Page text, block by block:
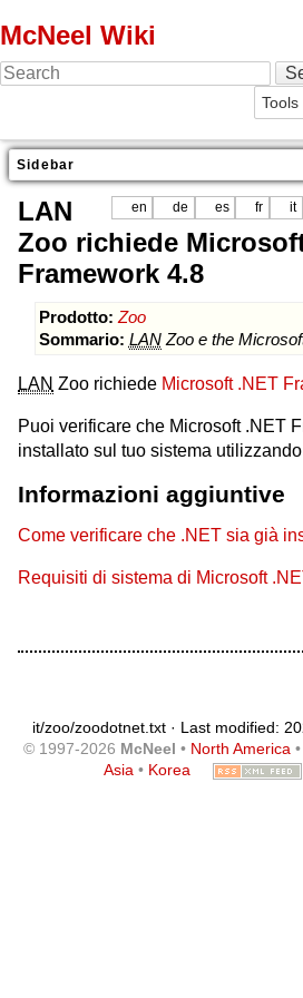
McNeel Wiki
Sidebar
en de es fr it
LAN
Zoo richiede
Framework 4.8
Prodotto: Zoo
Sommario: LANZoo e the
LAN Zoo richiede Microsoft .NET
Puoi verificare che Microsoft .NET
installato sul tuo sistema utilizzando
Informazioni aggiuntive
Come verificare che .NET sia già
Requisiti di sistema di Microsoft
it/zoo/zoodotnet.txt · Last modified:
© 1997-2026 McNeel • North America •
Asia • Korea